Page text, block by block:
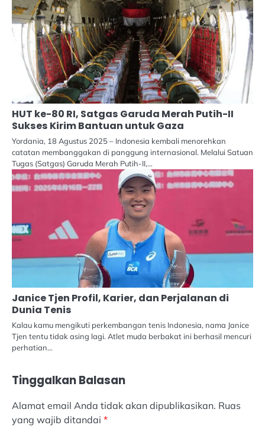
HUT ke-80 RI, Satgas Garuda Merah Putih-II
Sukses Kirim Bantuan untuk Gaza
Yordania, 18 Agustus 2025 – Indonesia kembali menorehkan
catatan membanggakan di panggung internasional. Melalui Satuan
Tugas (Satgas) Garuda Merah Putih-II,…
Janice Tjen Profil, Karier, dan Perjalanan di
Dunia Tenis
Kalau kamu mengikuti perkembangan tenis Indonesia, nama Janice
Tjen tentu tidak asing lagi. Atlet muda berbakat ini berhasil mencuri
perhatian…
Tinggalkan Balasan
Alamat email Anda tidak akan dipublikasikan. Ruas
yang wajib ditandai *